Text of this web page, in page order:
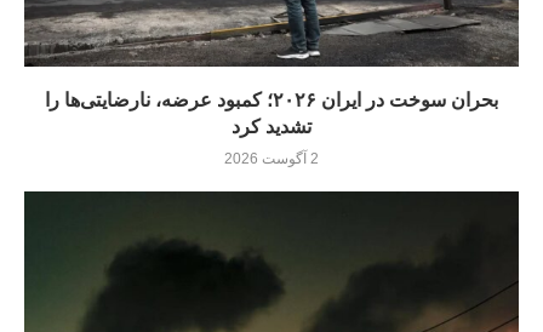
بحران سوخت در ایران ۲۰۲۶؛ کمبود عرضه، نارضایتی‌ها را
تشدید کرد
2 آگوست 2026